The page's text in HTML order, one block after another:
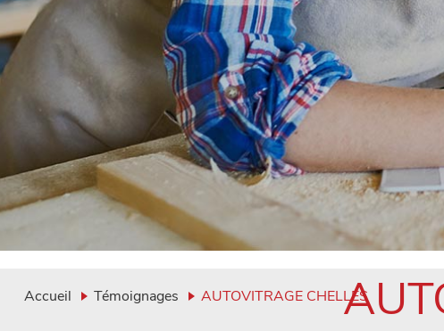
Accueil Témoignages AUTOVITRAGE CHELLES